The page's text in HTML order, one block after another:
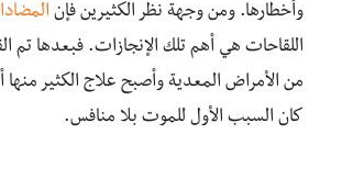
وأخطارها. ومن وجهة نظر الكثيرين فإن
اللقاحات هي أهم تلك الإنجازات. فبعدها تم
من الأمراض المعدية وأصبح علاج الكثير منها
كان السبب الأول للموت بلا منافس.